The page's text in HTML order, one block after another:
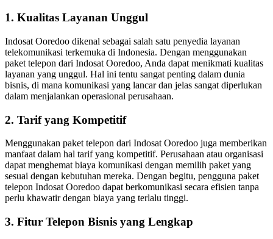
1. Kualitas Layanan Unggul
Indosat Ooredoo dikenal sebagai salah satu penyedia layanan
telekomunikasi terkemuka di Indonesia. Dengan menggunakan
paket telepon dari Indosat Ooredoo, Anda dapat menikmati kualitas
layanan yang unggul. Hal ini tentu sangat penting dalam dunia
bisnis, di mana komunikasi yang lancar dan jelas sangat diperlukan
dalam menjalankan operasional perusahaan.
2. Tarif yang Kompetitif
Menggunakan paket telepon dari Indosat Ooredoo juga memberikan
manfaat dalam hal tarif yang kompetitif. Perusahaan atau organisasi
dapat menghemat biaya komunikasi dengan memilih paket yang
sesuai dengan kebutuhan mereka. Dengan begitu, pengguna paket
telepon Indosat Ooredoo dapat berkomunikasi secara efisien tanpa
perlu khawatir dengan biaya yang terlalu tinggi.
3. Fitur Telepon Bisnis yang Lengkap